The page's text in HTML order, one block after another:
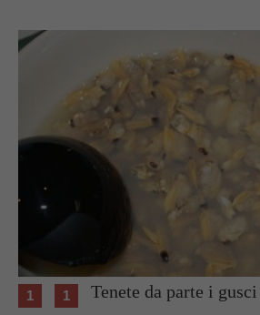
Tenete da parte i